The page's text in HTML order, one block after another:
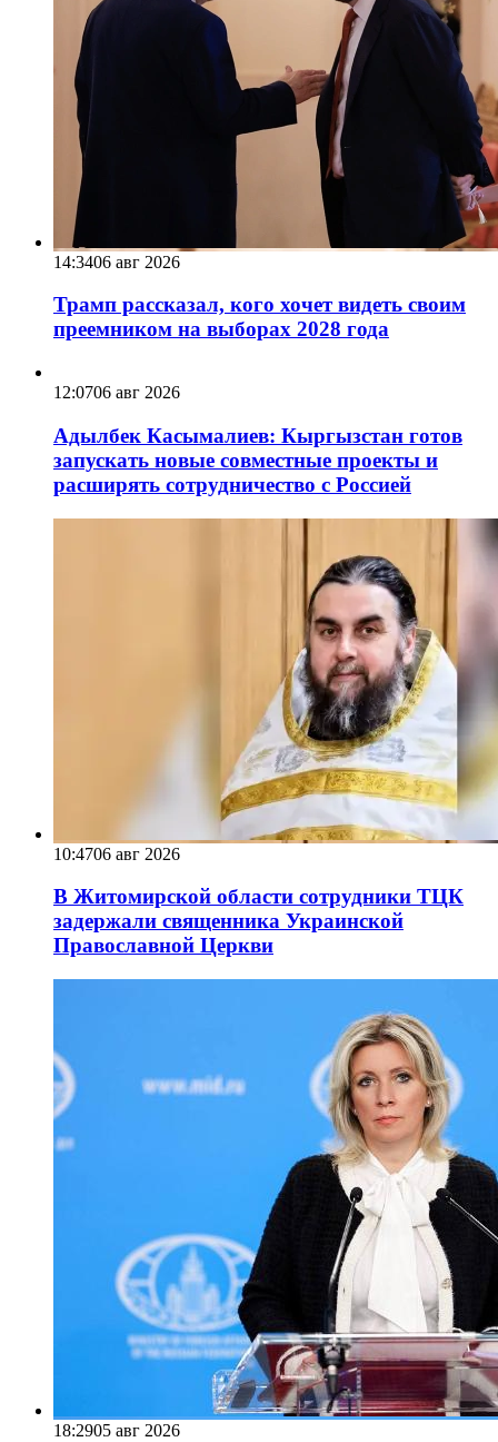
14:3406 авг 2026
Трамп рассказал, кого хочет видеть своим
преемником на выборах 2028 года
12:0706 авг 2026
Адылбек Касымалиев: Кыргызстан готов
запускать новые совместные проекты и
расширять сотрудничество с Россией
10:4706 авг 2026
В Житомирской области сотрудники ТЦК
задержали священника Украинской
Православной Церкви
18:2905 авг 2026